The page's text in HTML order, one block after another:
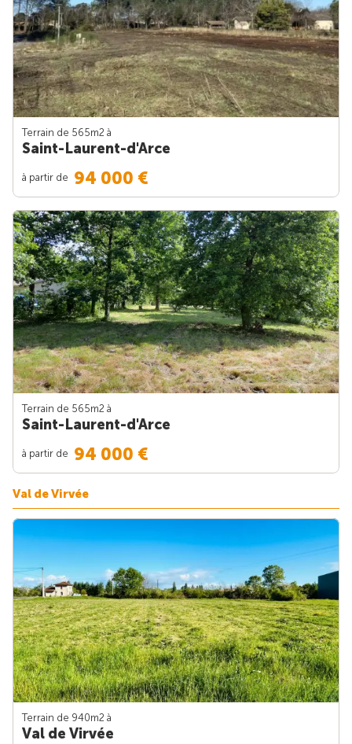
Terrain de 565m2 à
Saint-Laurent-d'Arce
à partir de 94 000 €
Terrain de 565m2 à
Saint-Laurent-d'Arce
à partir de 94 000 €
Val de Virvée
Terrain de 940m2 à
Val de Virvée